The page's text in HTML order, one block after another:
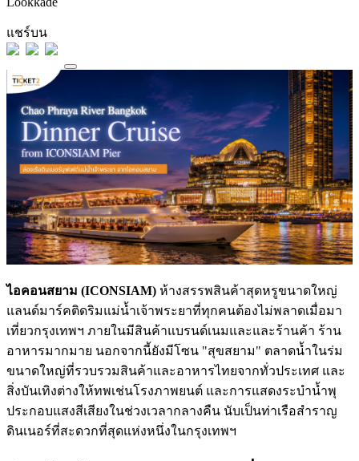
แชร์บน
ไอคอนสยาม (ICONSIAM) ห้างสรรพสินค้าสุดหรูขนาดใหญ่
แลนด์มาร์คติดริมแม่น้ำเจ้าพระยาที่ทุกคนต้องไม่พลาดเมื่อมา
เที่ยวกรุงเทพฯ ภายในมีสินค้าแบรนด์เนมและและร้านค้า ร้าน
อาหารมากมาย นอกจากนี้ยังมีโซน "สุขสยาม" ตลาดน้ำในร่ม
ขนาดใหญ่ที่รวบรวมสินค้าและอาหารไทยจากทั่วประเทศ และ
สิ่งบันเทิงต่างให้ทพเช่นโรงภาพยนต์ และการแสดงระบำน้ำพุ
ประกอบแสงสีเสียงในช่วงเวลากลางคืน นับเป็นท่าเรือสำราญ
ดินเนอร์ที่สะดวกที่สุดแห่งหนึ่งในกรุงเทพฯ